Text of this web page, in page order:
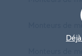
Monteurs de